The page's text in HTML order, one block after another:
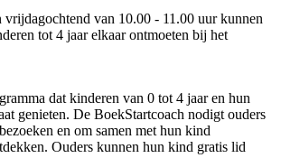
vrijdagochtend van 10.00 - 11.00 uur kunnen
tot 4 jaar elkaar ontmoeten bij het
dat kinderen van 0 tot 4 jaar en hun
genieten. De BoekStartcoach nodigt ouders
en om samen met hun kind
Ouders kunnen hun kind gratis lid